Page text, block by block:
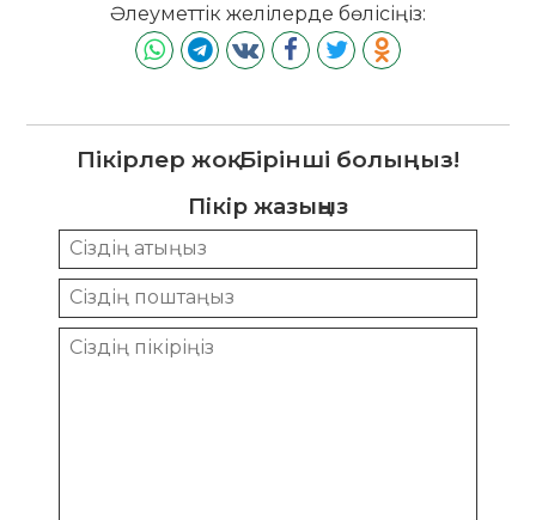
Әлеуметтік желілерде бөлісіңіз:
Пікірлер жоқ. Бірінші болыңыз!
Пікір жазыңыз